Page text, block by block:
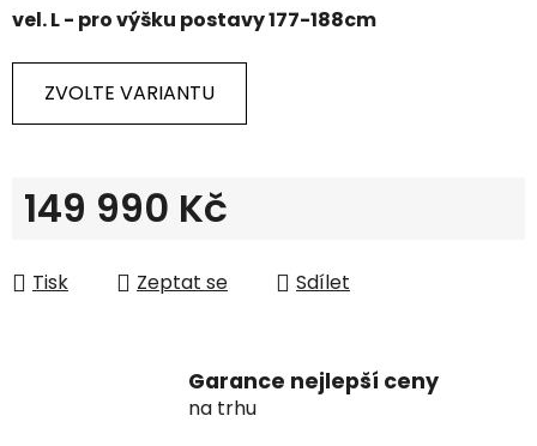
vel. L - pro výšku postavy 177-188cm
ZVOLTE VARIANTU
149 990 Kč
Tisk
Zeptat se Sdílet
Garance nejlepší ceny
na trhu